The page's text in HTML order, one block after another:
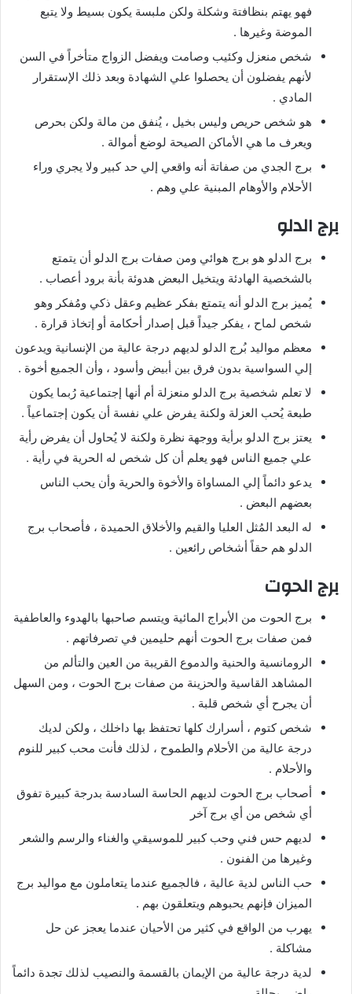
فهو يهتم بنظافتة وشكلة ولكن ملبسة يكون بسيط ولا يتبع
الموضة وغيرها .
شخص منعزل وكئيب وصامت ويفضل الزواج متأخراً في السن
لأنهم يفضلون أن يحصلوا علي الشهادة وبعد ذلك الإستقرار
المادي .
هو شخص حريص وليس بخيل ، يُنفق من مالة ولكن بحرص
ويعرف ما هي الأماكن الصيحة لوضع أموالة .
برج الجدي من صفاتة أنه واقعي إلي حد كبير ولا يجري وراء
الأحلام والأوهام المبنية علي وهم .
برج الدلو
برج الدلو هو برج هوائي ومن صفات برج الدلو أن يتمتع
بالشخصية الهادئة ويتخيل البعض هدوئة بأنة برود أعصاب .
يُميز برج الدلو أنه يتمتع بفكر عظيم وعقل ذكي ومُفكر وهو
شخص لماح ، يفكر جيداً قبل إصدار أحكامة أو إتخاذ قرارة .
معظم مواليد بُرج الدلو لديهم درجة عالية من الإنسانية ويدعون
إلي السواسية بدون فرق بين أبيض وأسود ، وأن الجميع أخوة .
لا تعلم شخصية برج الدلو منعزلة أم أنها إجتماعية رُبما يكون
طبعة يُحب العزلة ولكنة يفرض علي نفسة أن يكون إجتماعياً .
يعتز برج الدلو برأية ووجهة نظرة ولكنة لا يُحاول أن يفرض رأية
علي جميع الناس فهو يعلم أن كل شخص له الحرية في رأية .
يدعو دائماً إلي المساواة والأخوة والحرية وأن يحب الناس
بعضهم البعض .
له البعد المُثل العليا والقيم والأخلاق الحميدة ، فأصحاب برج
الدلو هم حقاً أشخاص رائعين .
برج الحوت
برج الحوت من الأبراج المائية ويتسم صاحبها بالهدوء والعاطفية
فمن صفات برج الحوت أنهم حليمين في تصرفاتهم .
الرومانسية والحنية والدموع القريبة من العين والتألم من
المشاهد القاسية والحزينة من صفات برج الحوت ، ومن السهل
أن يجرح أي شخص قلبة .
شخص كتوم ، أسرارك كلها تحتفظ بها داخلك ، ولكن لديك
درجة عالية من الأحلام والطموح ، لذلك فأنت محب كبير للنوم
والأحلام .
أصحاب برج الحوت لديهم الحاسة السادسة بدرجة كبيرة تفوق
أي شخص من أي برج آخر
لديهم حس فني وحب كبير للموسيقي والغناء والرسم والشعر
وغيرها من الفنون .
حب الناس لدية عالية ، فالجميع عندما يتعاملون مع مواليد برج
الميزان فإنهم يحبوهم ويتعلقون بهم .
يهرب من الواقع في كثير من الأحيان عندما يعجز عن حل
مشاكلة .
لدية درجة عالية من الإيمان بالقسمة والنصيب لذلك تجدة دائماً